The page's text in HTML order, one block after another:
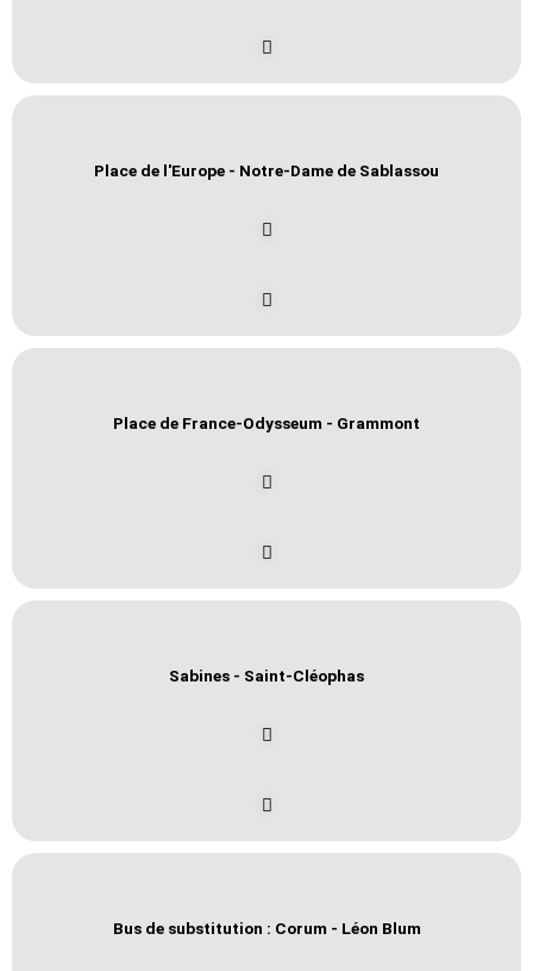
Place de l'Europe - Notre-Dame de Sablassou
Place de France-Odysseum - Grammont
Sabines - Saint-Cléophas
Bus de substitution : Corum - Léon Blum